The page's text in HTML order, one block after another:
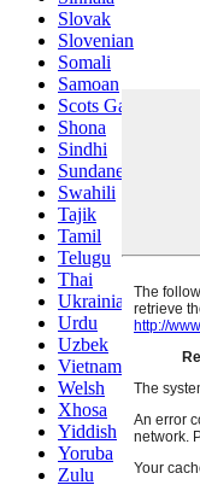
Slovak
Slovenian
Somali
Samoan
Scots Gaelic
Shona
Sindhi
Sundanese
Swahili
Tajik
Tamil
Telugu
Thai
Ukrainian
Urdu
Uzbek
Vietnamese
Welsh
Xhosa
Yiddish
Yoruba
Zulu